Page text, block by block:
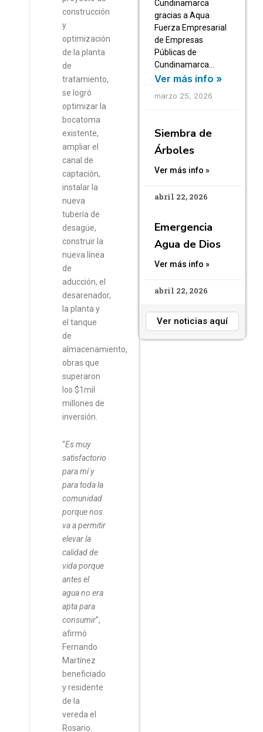
construcción
y
optimización
de la planta
de
tratamiento,
se logró
optimizar la
bocatoma
existente,
ampliar el
canal de
captación,
instalar la
nueva
tubería de
desagüe,
construir la
nueva línea
de
aducción, el
desarenador,
la planta y
el tanque
de
almacenamiento,
obras que
superaron
los $1mil
millones de
inversión.
“Es muy
satisfactorio
para mí y
para toda la
comunidad
porque nos
va a permitir
elevar la
calidad de
vida porque
antes el
agua no era
apta para
consumir”,
afirmó
Fernando
Martínez
beneficiado
y residente
de la
vereda el
Rosario.
Cundinamarca
gracias a Aqua
Fuerza Empresarial
de Empresas
Públicas de
Cundinamarca…
Ver más info »
marzo 25, 2026
Siembra de
Árboles
Ver más info »
abril 22, 2026
Emergencia
Agua de Dios
Ver más info »
abril 22, 2026
Ver noticias aquí